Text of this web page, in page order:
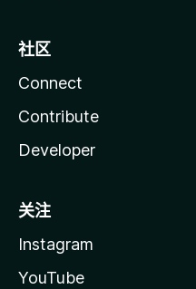
社区
Connect
Contribute
Developer
关注
Instagram
YouTube